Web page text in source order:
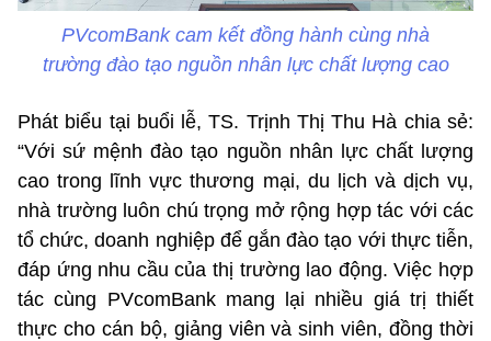
PVcomBank cam kết đồng hành cùng nhà
trường đào tạo nguồn nhân lực chất lượng cao
Phát biểu tại buổi lễ, TS. Trịnh Thị Thu Hà chia sẻ:
“Với sứ mệnh đào tạo nguồn nhân lực chất lượng
cao trong lĩnh vực thương mại, du lịch và dịch vụ,
nhà trường luôn chú trọng mở rộng hợp tác với các
tổ chức, doanh nghiệp để gắn đào tạo với thực tiễn,
đáp ứng nhu cầu của thị trường lao động. Việc hợp
tác cùng PVcomBank mang lại nhiều giá trị thiết
thực cho cán bộ, giảng viên và sinh viên, đồng thời